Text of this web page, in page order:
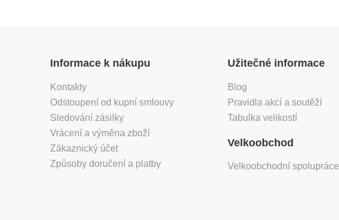
Informace k nákupu
Kontakty
Odstoupení od kupní smlouvy
Sledování zásilky
Vrácení a výměna zboží
Zákaznický účet
Způsoby doručení a platby
Užitečné informace
Blog
Pravidla akcí a soutěží
Tabulka velikostí
Velkoobchod
Velkoobchodní spolupráce